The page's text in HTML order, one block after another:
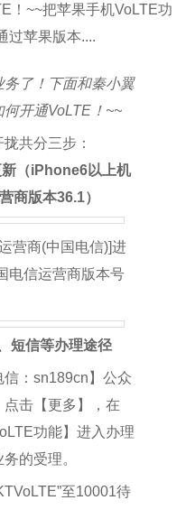
！~~把苹果手机VoLTE功
过苹果版本....
了！下面和秦小翼
开通VoLTE！~~
共分三步：
（iPhone6以上机
商版本36.1）
营商(中国电信)]进
电信运营商版本号
短信等办理途径
信：sn189cn】公众
击【更多】，在
功能】进入办理
的受理。
至10001待